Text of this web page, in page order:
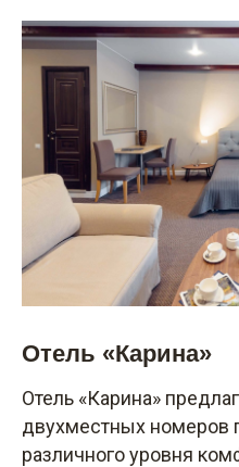
Отель «Карина»
Отель «Карина»
двухместных номеров
различного уровня